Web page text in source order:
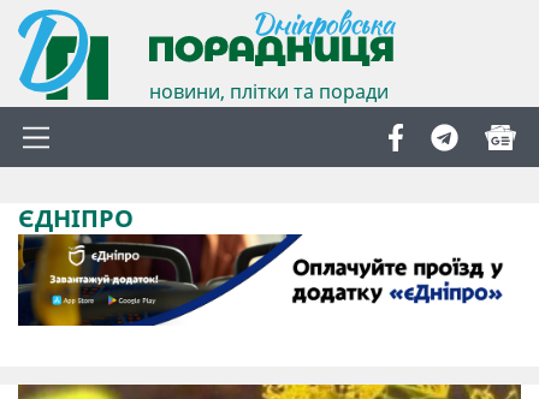
новини, плітки та поради
ЄДНІПРО